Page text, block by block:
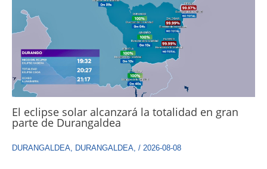
El eclipse solar alcanzará la totalidad en gran
parte de Durangaldea
DURANGALDEA DURANGALDEA / 2026-08-08